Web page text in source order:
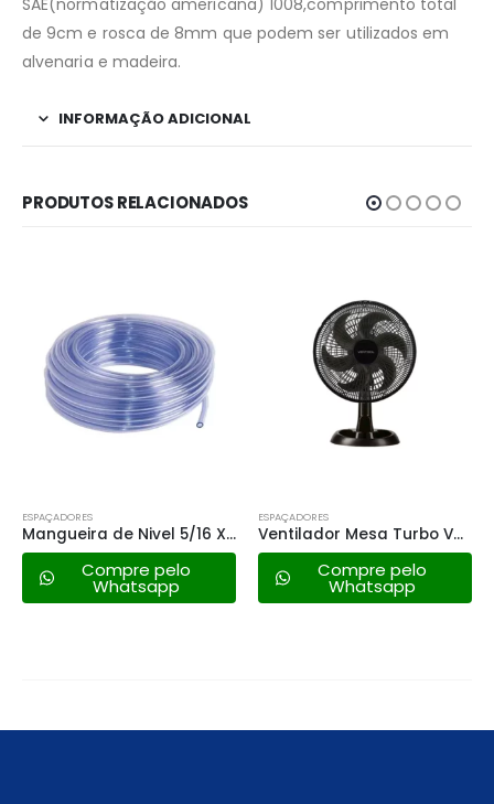
SAE(normatização americana) 1008,comprimento total
de 9cm e rosca de 8mm que podem ser utilizados em
alvenaria e madeira.
INFORMAÇÃO ADICIONAL
PRODUTOS RELACIONADOS
Mangueira de Nivel 5/16 X 1,0mm
ESPAÇADORES
Compre pelo
Whatsapp
ESPAÇADORES
Compre pelo
Whatsapp